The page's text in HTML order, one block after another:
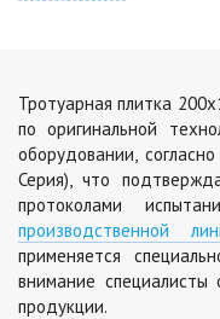
Тротуарная плитка
по оригинальной
оборудовании,
Серия), что
протоколами
производственной
применяется
внимание
продукции.